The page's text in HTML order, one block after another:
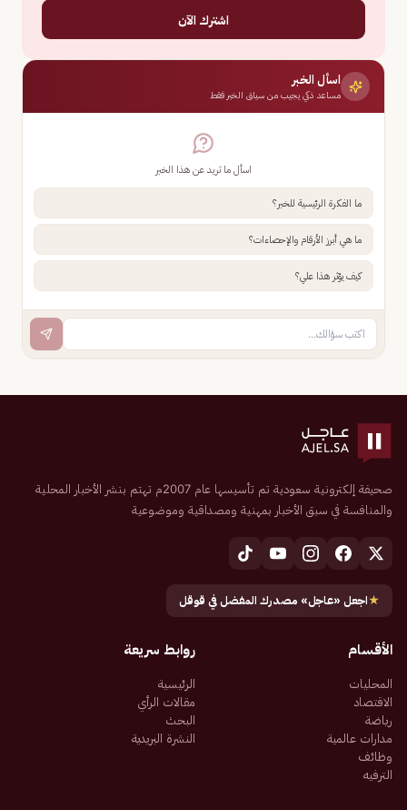
اشترك الآن
اسأل الخبر
مساعد ذكي يجيب من سياق الخبر فقط
اسأل ما تريد عن هذا الخبر
ما الفكرة الرئيسية للخبر؟
ما هي أبرز الأرقام والإحصاءات؟
كيف يؤثر هذا علي؟
صحيفة إلكترونية سعودية تم تأسيسها عام 2007م تهتم بنشر الأخبار المحلية
والمنافسة في سبق الأخبار بمهنية ومصداقية وموضوعية
★اجعل «عاجل» مصدرك المفضل في قوقل
الأقسام
المحليات
الاقتصاد
رياضة
مدارات عالمية
وظائف
الترفيه
روابط سريعة
الرئيسية
مقالات الرأي
البحث
النشرة البريدية